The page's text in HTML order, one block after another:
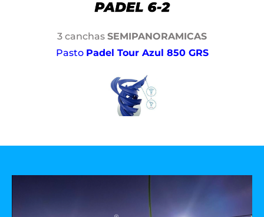
3 canchas SEMIPANORAMICAS
Pasto Padel Tour Azul 850 GRS